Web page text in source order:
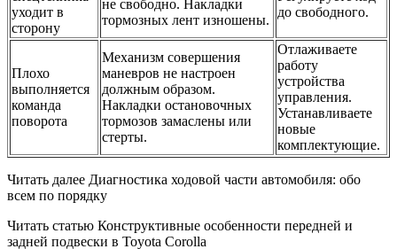
уходит в
сторону
не свободно. Накладки
тормозных лент изношены.
до свободного.
Плохо
выполняется
команда
поворота
Механизм совершения
маневров не настроен
должным образом.
Накладки остановочных
тормозов замаслены или
стерты.
Отлаживаете
работу
устройства
управления.
Устанавливаете
новые
комплектующие.
Читать далее Диагностика ходовой части автомобиля: обо
всем по порядку
Читать статью Конструктивные особенности передней и
задней подвески в Toyota Corolla